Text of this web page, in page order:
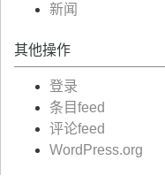
新闻
其他操作
登录
条目feed
评论feed
WordPress.org